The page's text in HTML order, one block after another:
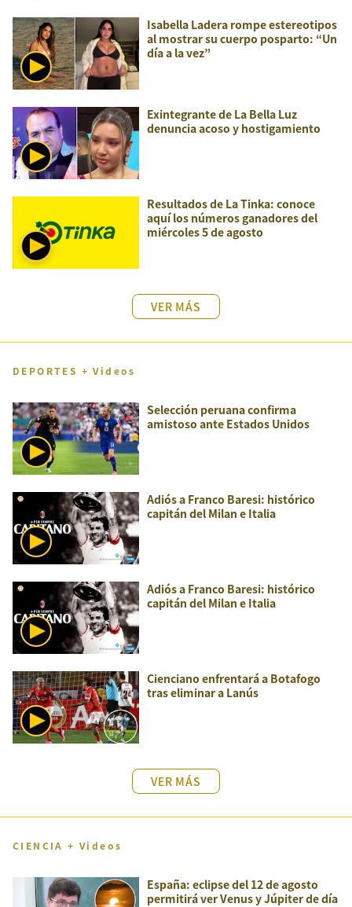
Isabella Ladera rompe estereotipos
al mostrar su cuerpo posparto: “Un
día a la vez”
Exintegrante de La Bella Luz
denuncia acoso y hostigamiento
Resultados de La Tinka: conoce
aquí los números ganadores del
miércoles 5 de agosto
VER MÁS
DEPORTES + Videos
Selección peruana confirma
amistoso ante Estados Unidos
Adiós a Franco Baresi: histórico
capitán del Milan e Italia
Adiós a Franco Baresi: histórico
capitán del Milan e Italia
Cienciano enfrentará a Botafogo
tras eliminar a Lanús
VER MÁS
CIENCIA + Videos
España: eclipse del 12 de agosto
permitirá ver Venus y Júpiter de día